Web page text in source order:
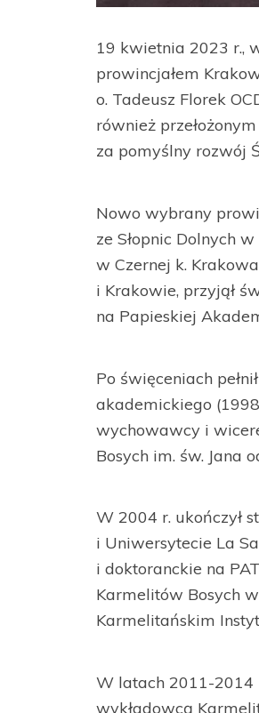
19 kwietnia 2023 r.,
prowincjałem
o. Tadeusz Florek
również
za pomyślny rozwój
Nowo wybrany
ze Słopnic Dolnych
w Czernej k.
i Krakowie, przyjął
na Papieskiej
Po święceniach
akademickiego
wychowawcy i
Bosych im. św. Jana
W 2004 r. ukończył
i Uniwersytecie La
i doktoranckie na
Karmelitów Bosych
Karmelitańskim
W latach 2011-2014
wykładowcą